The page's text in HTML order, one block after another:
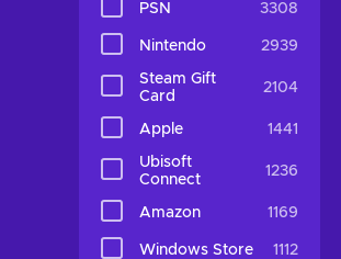
PSN 3308
Nintendo 2939
Steam Gift
Card
2104
Apple 1441
Ubisoft
Connect
1236
Amazon 1169
Windows Store 1112